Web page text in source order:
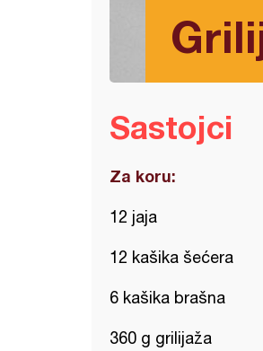
Sastojci
Za koru:
12 jaja
12 kašika šećera
6 kašika brašna
360 g grilijaža